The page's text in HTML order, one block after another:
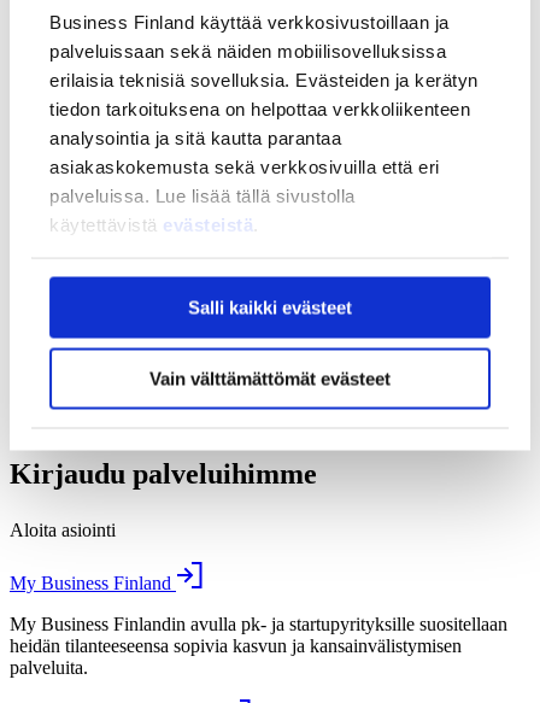
Business Finland käyttää verkkosivustoillaan ja
palveluissaan sekä näiden mobiilisovelluksissa
erilaisia teknisiä sovelluksia. Evästeiden ja kerätyn
tiedon tarkoituksena on helpottaa verkkoliikenteen
analysointia ja sitä kautta parantaa
asiakaskokemusta sekä verkkosivuilla että eri
palveluissa. Lue lisää tällä sivustolla
käytettävistä evästeistä
Salli kaikki evästeet
Vain välttämättömät evästeet
Tapahtumat
Yhteys ja tuki
Yhteys ja tuki
Yhteystiedot
Asiakaspalvelu
Usein kysytyt kysymykset
Usein kysytyt kysymykset
BF tunnus
Aloittavalle yrittäjälle
Määritelmät
Kirjaudu palveluihimme
Aloita asiointi
My Business Finland
My Business Finlandin avulla pk- ja startupyrityksille suositellaan
heidän tilanteeseensa sopivia kasvun ja kansainvälistymisen
palveluita.